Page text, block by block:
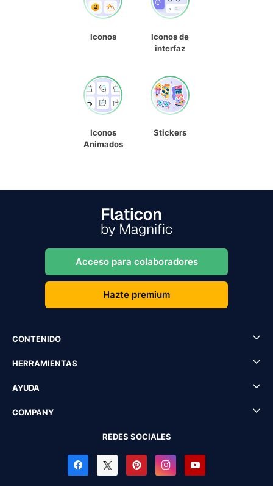
Iconos
Iconos de
interfaz
Iconos
Animados
Stickers
Acceso para colaboradores
Hazte premium
CONTENIDO
HERRAMIENTAS
AYUDA
COMPANY
REDES SOCIALES